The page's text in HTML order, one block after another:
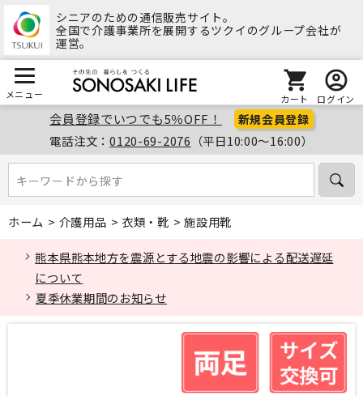
シニアのための通信販売サイト。
全国で介護事業所を展開するツクイのグループ会社が
運営。
メニュー カート ログイン
会員登録でいつでも5％OFF！ 新規会員登録
電話注文：0120-69-2076 （平日10:00～16:00）
キーワードから探す
キーワードから探す
ホーム > 介護用品 > 衣類・靴 >施設用靴
熊本県熊本地方を震源とする地震の影響による配送遅延
について
夏季休業期間のお知らせ